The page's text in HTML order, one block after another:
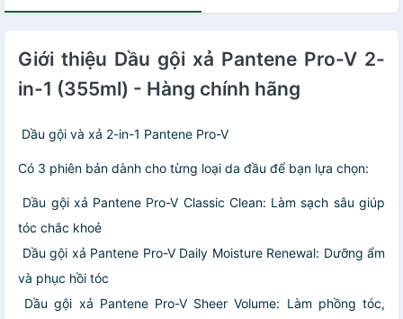
Giới thiệu Dầu gội xả Pantene Pro-V 2-
in-1 (355ml) - Hàng chính hãng
Dầu gội và xả 2-in-1 Pantene Pro-V
Có 3 phiên bản dành cho từng loại da đầu để bạn lựa chọn:
Dầu gội xả Pantene Pro-V Classic Clean: Làm sạch sâu giúp
tóc chắc khoẻ
Dầu gội xả Pantene Pro-V Daily Moisture Renewal: Dưỡng ẩm
và phục hồi tóc
Dầu gội xả Pantene Pro-V Sheer Volume: Làm phồng tóc,